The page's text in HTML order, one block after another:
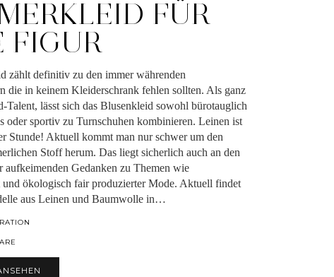
FÜR
FIGUR
zählt definitiv zu den immer währenden
die in keinem Kleiderschrank fehlen sollten. Als ganz
Talent, lässt sich das Blusenkleid sowohl bürotauglich
oder sportiv zu Turnschuhen kombinieren. Leinen ist
Stunde! Aktuell kommt man nur schwer um den
Stoff herum. Das liegt sicherlich auch an den
aufkeimenden Gedanken zu Themen wie
ökologisch fair produzierter Mode. Aktuell findet
aus Leinen und Baumwolle in…